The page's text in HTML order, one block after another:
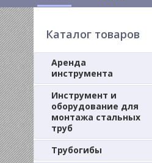
Каталог товаров
Аренда
инструмента
Инструмент и
оборудование для
монтажа стальных
труб
Трубогибы